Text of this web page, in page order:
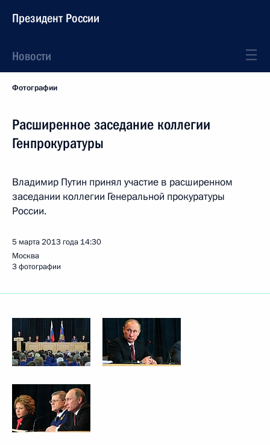
Президент России
Новости
Фотографии
Расширенное заседание коллегии
Генпрокуратуры
Владимир Путин принял участие в расширенном
заседании коллегии Генеральной прокуратуры
России.
5 марта 2013 года 14:30
Москва
3 фотографии